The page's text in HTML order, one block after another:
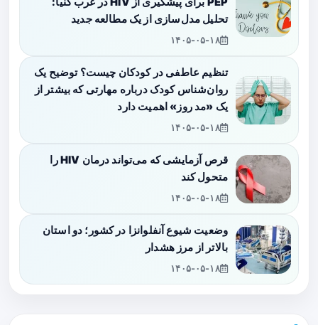
تحلیل مدل‌سازی از یک مطالعه جدید
۱۴۰۵-۰۵-۱۸
تنظیم عاطفی در کودکان چیست؟ توضیح یک
روان‌شناس کودک درباره مهارتی که بیشتر از
یک «مد روز» اهمیت دارد
۱۴۰۵-۰۵-۱۸
قرص آزمایشی که می‌تواند درمان HIV را
متحول کند
۱۴۰۵-۰۵-۱۸
وضعیت شیوع آنفلوانزا در کشور؛ دو استان
بالاتر از مرز هشدار
۱۴۰۵-۰۵-۱۸